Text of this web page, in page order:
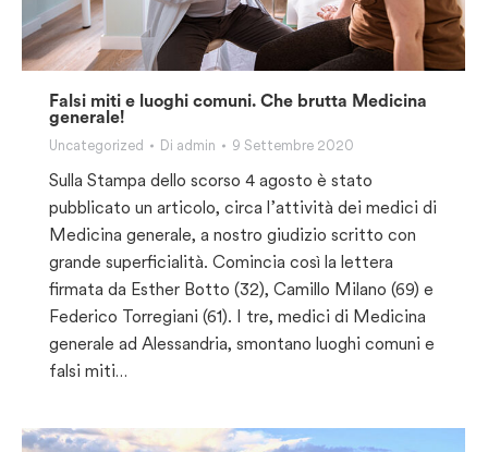
Falsi miti e luoghi comuni. Che brutta Medicina
generale!
Uncategorized Di admin 9 Settembre 2020
Sulla Stampa dello scorso 4 agosto è stato
pubblicato un articolo, circa l’attività dei medici di
Medicina generale, a nostro giudizio scritto con
grande superficialità. Comincia così la lettera
firmata da Esther Botto (32), Camillo Milano (69) e
Federico Torregiani (61). I tre, medici di Medicina
generale ad Alessandria, smontano luoghi comuni e
falsi miti…